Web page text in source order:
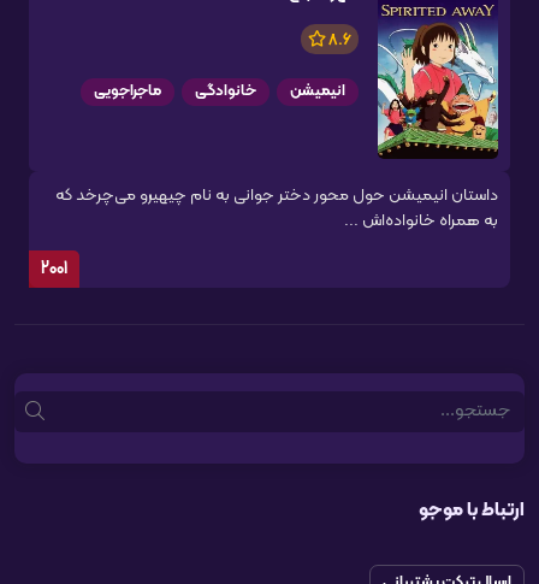
8.6
انیمیشن خانوادگی ماجراجویی
داستان انیمیشن حول محور دختر جوانی به نام چیهیرو می‌چرخد که
به همراه خانواده‌اش ...
2001
Search
ارتباط با موجو